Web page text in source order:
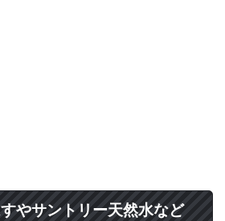
やサントリー天然水など